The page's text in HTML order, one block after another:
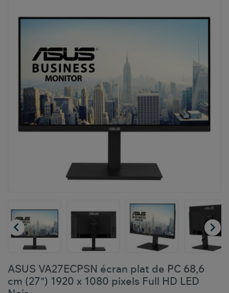
 
ASUS VA27ECPSN écran plat de PC 68,6
cm (27") 1920 x 1080 pixels Full HD LED